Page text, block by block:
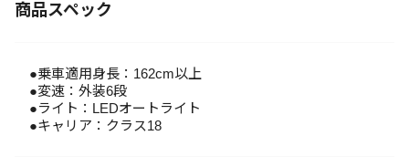
商品スペック
●乗車適用身長：162cm以上
●変速：外装6段
●ライト：LEDオートライト
●キャリア：クラス18